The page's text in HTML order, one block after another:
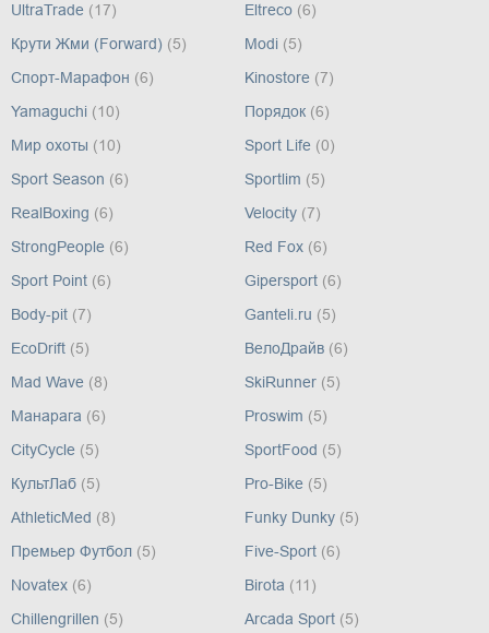
UltraTrade (17) Eltreco (6)
Крути Жми (Forward) (5) Modi (5)
Спорт-Марафон (6) Kinostore (7)
Yamaguchi (10) Порядок (6)
Мир охоты (10) Sport Life (0)
Sport Season (6) Sportlim (5)
RealBoxing (6) Velocity (7)
StrongPeople (6) Red Fox (6)
Sport Point (6) Gipersport (6)
Body-pit (7) Ganteli.ru (5)
EcoDrift (5) ВелоДрайв (6)
Mad Wave (8) SkiRunner (5)
Манарага (6) Proswim (5)
CityCycle (5) SportFood (5)
КультЛаб (5) Pro-Bike (5)
AthleticMed (8) Funky Dunky (5)
Премьер Футбол (5) Five-Sport (6)
Novatex (6) Birota (11)
Chillengrillen (5) Arcada Sport (5)